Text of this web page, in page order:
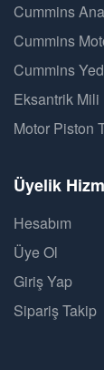
Cummins
Cummins
Cummins
Eksantrik Mili
Motor Piston
Üyelik
Hesabım
Üye Ol
Giriş Yap
Sipariş Takip